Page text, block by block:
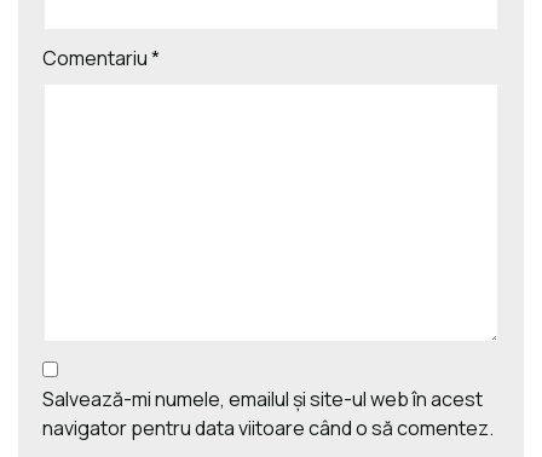
Comentariu*
Salvează-mi numele, emailul și site-ul web în acest
navigator pentru data viitoare când o să comentez.